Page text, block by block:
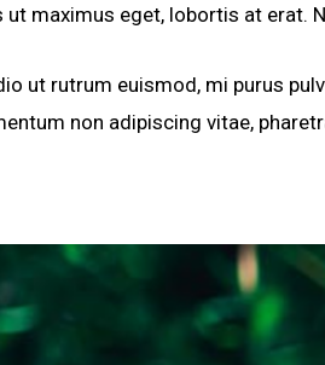
maximus eget, lobortis at erat.
ut rutrum euismod, mi purus
non adipiscing vitae,